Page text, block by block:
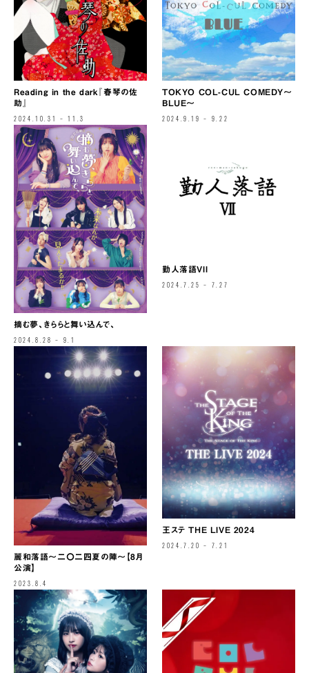
Reading in the dark『春琴の佐
助』
2024.10.31 – 11.3
TOKYO COL-CUL COMEDY〜
BLUE〜
2024.9.19 – 9.22
摘む夢、きららと舞い込んで、
2024.8.28 – 9.1
勤人落語VII
2024.7.25 – 7.27
麗和落語～二〇二四夏の陣～【8月
公演】
2023.8.4
王ステ THE LIVE 2024
2024.7.20 – 7.21